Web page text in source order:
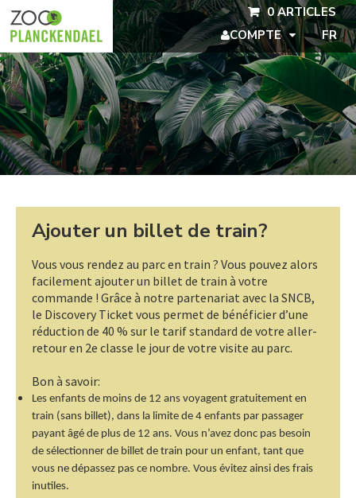
Aller au contenu principal
COMPTE
FR
0 ARTICLES
Ajouter un billet de train?
Vous vous rendez au parc en train ? Vous pouvez alors
facilement ajouter un billet de train à votre
commande ! Grâce à notre partenariat avec la SNCB,
le Discovery Ticket vous permet de bénéficier d’une
réduction de 40 % sur le tarif standard de votre aller-
retour en 2e classe le jour de votre visite au parc.
Bon à savoir:
Les enfants de moins de 12 ans voyagent gratuitement en
train (sans billet), dans la limite de 4 enfants par passager
payant âgé de plus de 12 ans. Vous n’avez donc pas besoin
de sélectionner de billet de train pour un enfant, tant que
vous ne dépassez pas ce nombre. Vous évitez ainsi des frais
inutiles.